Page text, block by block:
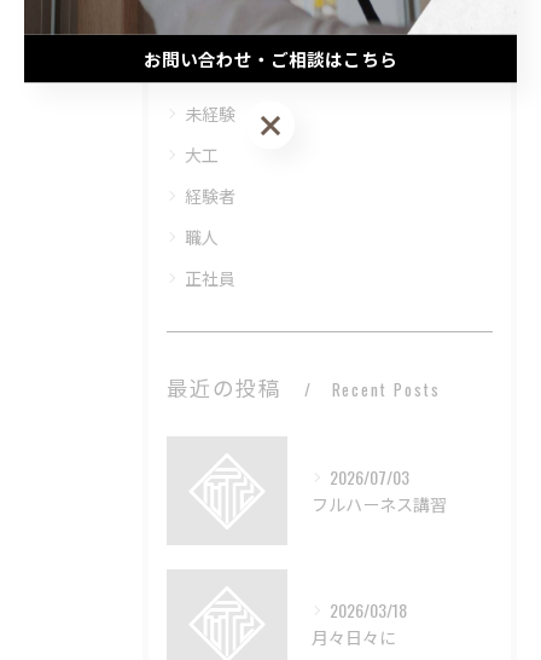
カテゴリー Categories
全てのカテゴリー
未経験
大工
経験者
職人
正社員
最近の投稿 Recent Posts
2026/07/03
フルハーネス講習
2026/03/18
月々日々に
お問い合わせ・ご相談はこちら
お問い合わせ・ご相談はこちら